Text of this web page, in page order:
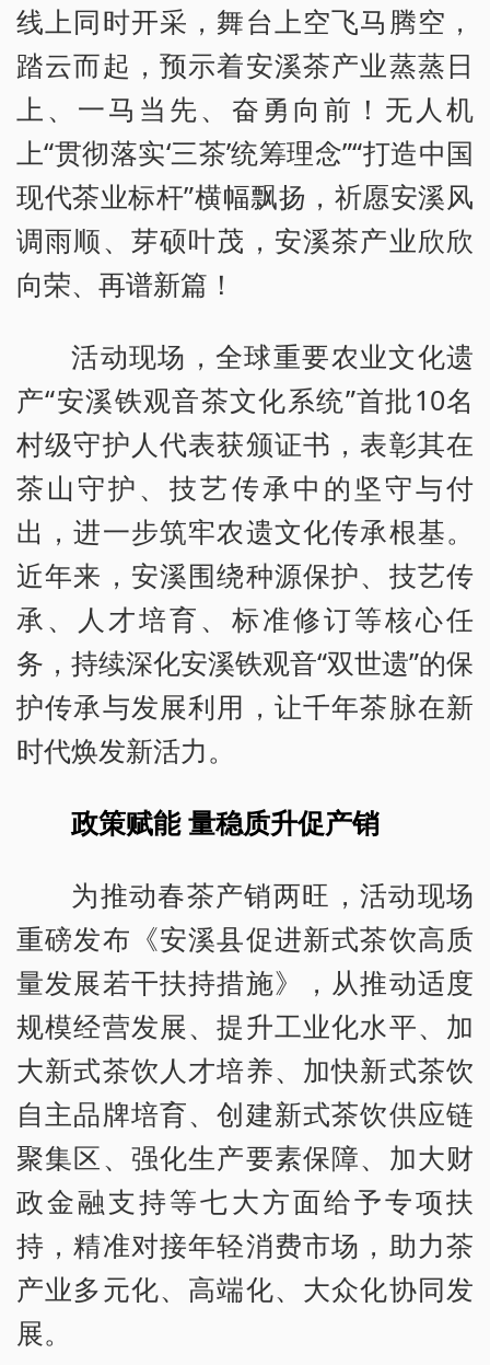
线上同时开采，舞台上空飞马腾空，
踏云而起，预示着安溪茶产业蒸蒸日
上、一马当先、奋勇向前！无人机
上“贯彻落实‘三茶’统筹理念”“打造中国
现代茶业标杆”横幅飘扬，祈愿安溪风
调雨顺、芽硕叶茂，安溪茶产业欣欣
向荣、再谱新篇！
活动现场，全球重要农业文化遗
产“安溪铁观音茶文化系统”首批10名
村级守护人代表获颁证书，表彰其在
茶山守护、技艺传承中的坚守与付
出，进一步筑牢农遗文化传承根基。
近年来，安溪围绕种源保护、技艺传
承、人才培育、标准修订等核心任
务，持续深化安溪铁观音“双世遗”的保
护传承与发展利用，让千年茶脉在新
时代焕发新活力。
政策赋能 量稳质升促产销
为推动春茶产销两旺，活动现场
重磅发布《安溪县促进新式茶饮高质
量发展若干扶持措施》，从推动适度
规模经营发展、提升工业化水平、加
大新式茶饮人才培养、加快新式茶饮
自主品牌培育、创建新式茶饮供应链
聚集区、强化生产要素保障、加大财
政金融支持等七大方面给予专项扶
持，精准对接年轻消费市场，助力茶
产业多元化、高端化、大众化协同发
展。